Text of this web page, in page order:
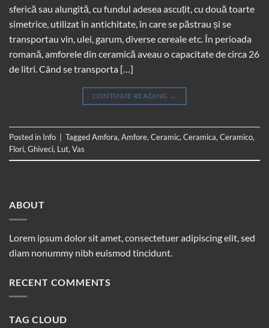
sferică sau alungită, cu fundul adesea ascuțit, cu două toarte
simetrice, utilizat în antichitate, în care se păstrau și se
transportau vin, ulei, garum, diverse cereale etc. În perioada
romană, amforele din ceramică aveau o capacitate de circa 26
de litri. Când se transporta […]
CONTINUE READING →
Posted in Info TaggedAmfora,Amfore,Ceramic,Ceramica,Ceramico,
Flori,Ghiveci, Lut,Vas
ABOUT
Lorem ipsum dolor sit amet, consectetuer adipiscing elit, sed
diam nonummy nibh euismod tincidunt.
RECENT COMMENTS
TAG CLOUD